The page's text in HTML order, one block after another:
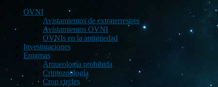
OVNI
Avistamientos de extraterrestres
Avistamientos OVNI
OVNIs en la antigüedad
Investigaciones
Enigmas
Arqueología prohibida
Criptozoología
Crop circles